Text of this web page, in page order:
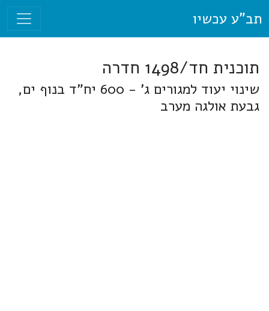
תב"ע עכשיו
תוכנית חד/1498 חדרה
שינוי יעוד למגורים ג' - 600 יח"ד בנוף ים,
גבעת אולגה מערב